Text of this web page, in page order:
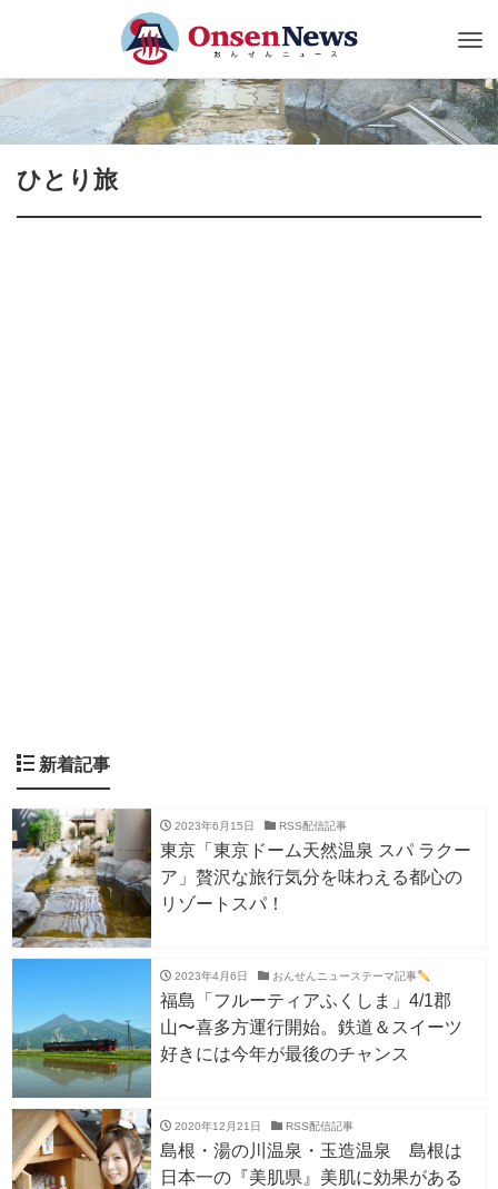
ひとり旅
新着記事
2023年6月15日 RSS配信記事
東京「東京ドーム天然温泉 スパ ラクー
ア」贅沢な旅行気分を味わえる都心の
リゾートスパ！
2023年4月6日 おんせんニューステーマ記事
福島「フルーティアふくしま」4/1郡
山〜喜多方運行開始。鉄道＆スイーツ
好きには今年が最後のチャンス
2020年12月21日 RSS配信記事
島根・湯の川温泉・玉造温泉 島根は
日本一の『美肌県』美肌に効果がある